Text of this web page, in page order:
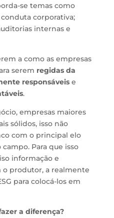
se temas como
corporativa;
internas e
a como as empresas
serem regidas da
responsáveise
.
empresas maiores
sólidos, isso não
com o principal elo
Para que isso
informação e
produtor, a realmente
para colocá-los em
a diferença?